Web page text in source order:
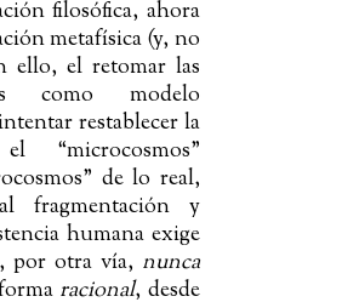
filosófica, ahora
metafísica (y, no
ello, el retomar las
como modelo
restablecer la
“microcosmos”
de lo real,
fragmentación y
humana exige
por otra vía, nunca
racional, desde